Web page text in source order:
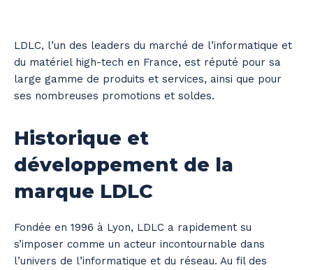
LDLC, l’un des leaders du marché de l’informatique et
du matériel high-tech en France, est réputé pour sa
large gamme de produits et services, ainsi que pour
ses nombreuses promotions et soldes.
Historique et
développement de la
marque LDLC
Fondée en 1996 à Lyon, LDLC a rapidement su
s’imposer comme un acteur incontournable dans
l’univers de l’informatique et du réseau. Au fil des